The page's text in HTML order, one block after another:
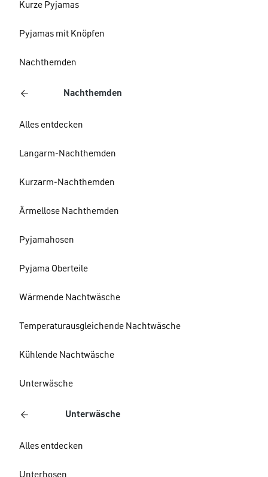
Kurze Pyjamas
Pyjamas mit Knöpfen
Nachthemden
Nachthemden
Alles entdecken
Langarm-Nachthemden
Kurzarm-Nachthemden
Ärmellose Nachthemden
Pyjamahosen
Pyjama Oberteile
Wärmende Nachtwäsche
Temperaturausgleichende Nachtwäsche
Kühlende Nachtwäsche
Unterwäsche
Unterwäsche
Alles entdecken